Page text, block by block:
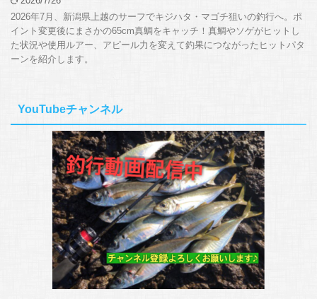
2026年7月、新潟県上越のサーフでキジハタ・マゴチ狙いの釣行へ。ポ
イント変更後にまさかの65cm真鯛をキャッチ！真鯛やソゲがヒットし
た状況や使用ルアー、アピール力を変えて釣果につながったヒットパタ
ーンを紹介します。
YouTubeチャンネル